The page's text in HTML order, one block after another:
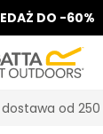
DO -60%
zapis do